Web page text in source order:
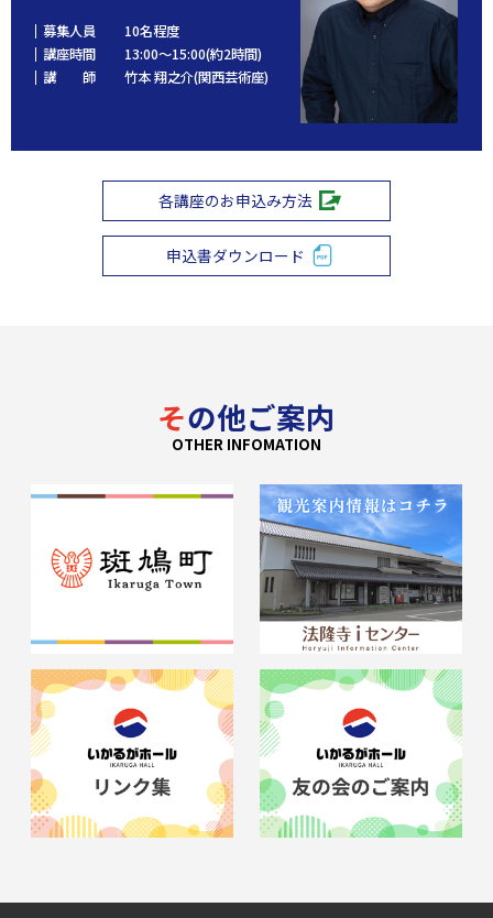
募集人員
10名程度
講座時間
13:00～15:00(約2時間)
講 師
竹本 翔之介(関西芸術座)
各講座のお申込み方法
申込書ダウンロード
その他ご案内
OTHER INFOMATION